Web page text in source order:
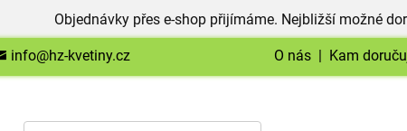
Objednávky přes e-shop přijímáme. Nejbližší možné
info@hz-kvetiny.cz O nás | Kam